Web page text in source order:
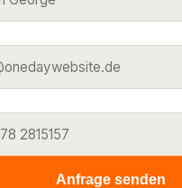
Anfrage senden